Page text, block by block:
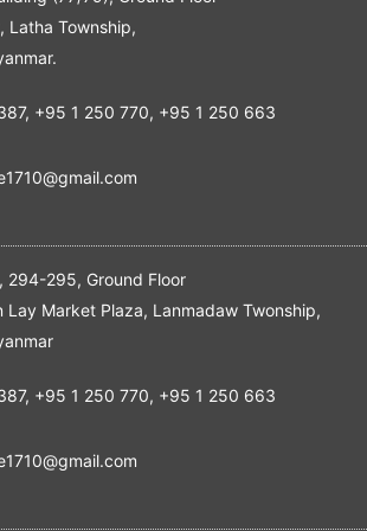
Latha Township,
, +95 1 250 770, +95 1 250 663
294-295, Ground Floor
Lay Market Plaza, Lanmadaw Twonship,
, +95 1 250 770, +95 1 250 663